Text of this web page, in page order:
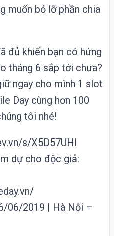
muốn bỏ lỡ phần chia
đủ khiến bạn có hứng
tháng 6 sắp tới chưa?
ngay cho mình 1 slot
Day cùng hơn 100
tôi nhé!
s/X5D57UHI
dự cho độc giả:
06/2019 | Hà Nội –